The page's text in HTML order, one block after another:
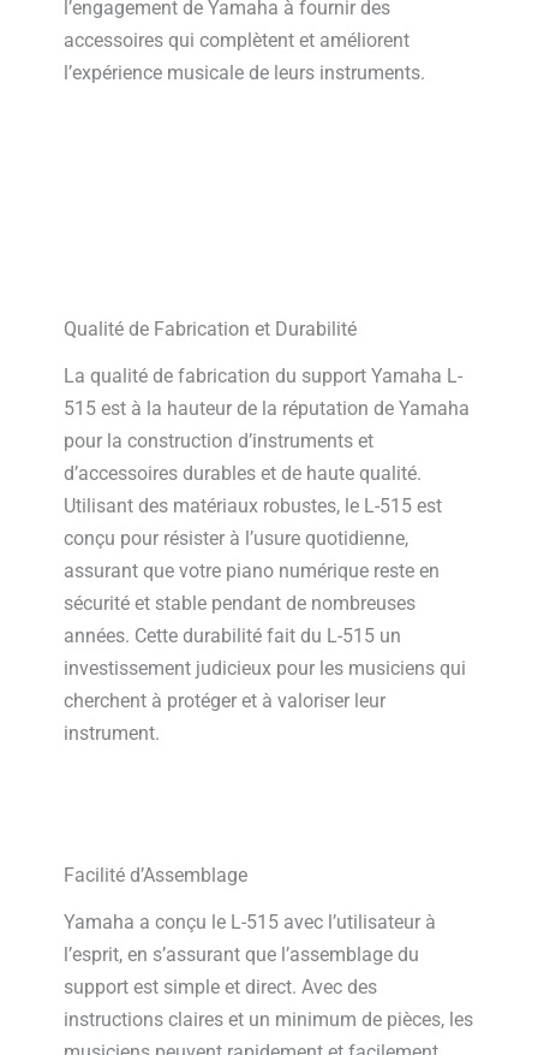
l’engagement de Yamaha à fournir des
accessoires qui complètent et améliorent
l’expérience musicale de leurs instruments.
Qualité de Fabrication et Durabilité
La qualité de fabrication du support Yamaha L-
515 est à la hauteur de la réputation de Yamaha
pour la construction d’instruments et
d’accessoires durables et de haute qualité.
Utilisant des matériaux robustes, le L-515 est
conçu pour résister à l’usure quotidienne,
assurant que votre piano numérique reste en
sécurité et stable pendant de nombreuses
années. Cette durabilité fait du L-515 un
investissement judicieux pour les musiciens qui
cherchent à protéger et à valoriser leur
instrument.
Facilité d’Assemblage
Yamaha a conçu le L-515 avec l’utilisateur à
l’esprit, en s’assurant que l’assemblage du
support est simple et direct. Avec des
instructions claires et un minimum de pièces, les